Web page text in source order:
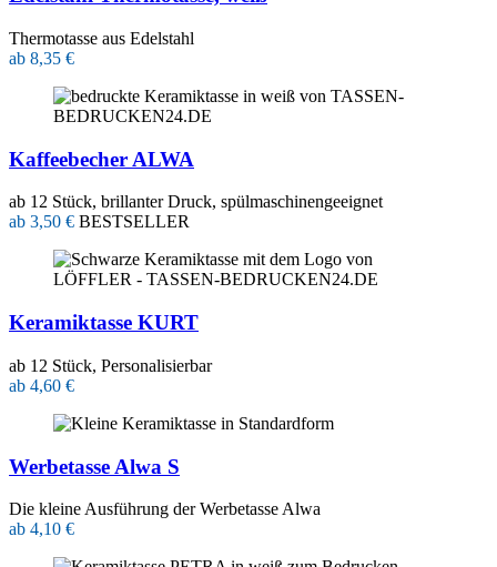
Thermotasse aus Edelstahl
ab 8,35 €
Kaffeebecher ALWA
ab 12 Stück, brillanter Druck, spülmaschinengeeignet
ab 3,50 € BESTSELLER
Keramiktasse KURT
ab 12 Stück, Personalisierbar
ab 4,60 €
Werbetasse Alwa S
Die kleine Ausführung der Werbetasse Alwa
ab 4,10 €